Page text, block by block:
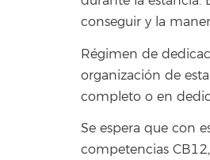
conseguir y la
Régimen de
organización de
completo o en
Se espera que con
competencias